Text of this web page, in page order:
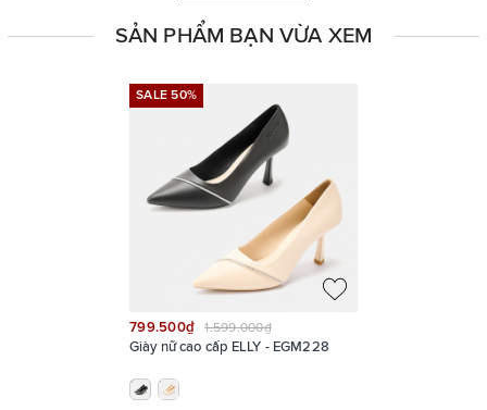
Hai gam màu thanh lịch, thời thượng: đen & nude
SẢN PHẨM BẠN VỪA XEM
SALE 50%
SALE 50%
799.500₫ 1.599.000₫
Giày nữ cao cấp ELLY - EGM228